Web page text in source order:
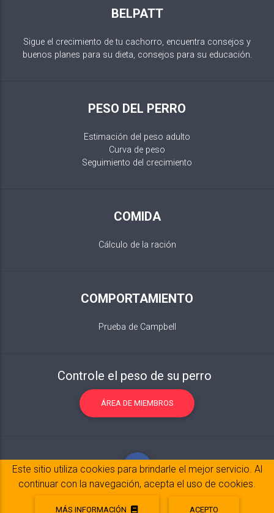
BELPATT
Sigue el crecimiento de tu cachorro, encuentra consejos y
buenos planes para su dieta, consejos para su educación.
PESO DEL PERRO
Estimación del peso adulto
Curva de peso
Seguimiento del crecimiento
COMIDA
Cálculo de la ración
COMPORTAMIENTO
Prueba de Campbell
Controle el peso de su perro
ÁREA DE MIEMBROS
Este sitio utiliza cookies para brindarle el mejor servicio. Al
continuar con la navegación, acepta el uso de cookies.
MÁS INFORMACIÓN ACEPTO